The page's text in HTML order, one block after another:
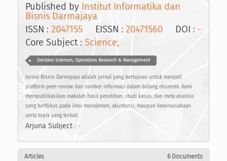
Published by Institut Informatika dan
Bisnis Darmajaya
ISSN : 2047155 EISSN : 20471560 DOI : -
Core Subject : Science,
Decision Sciences, Operations Research & Management
Jurnal Bisnis Darmajaya adalah jurnal yang bertujuan untuk menjadi
platform peer-review dan sumber informasi dalam bidang ekonomi. Kami
mempublikasikan makalah hasil penelitian, studi kasus, dan meta analisis
yang berfokus pada ilmu manajemen, akuntansi, maupun kewirausahaan
serta topik yang terkait.
Arjuna Subject : -
Articles 6 Documents